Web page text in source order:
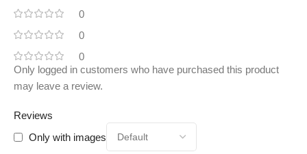
0
0
0
Reviews
Only with images
Only logged in customers who have purchased this product
may leave a review.